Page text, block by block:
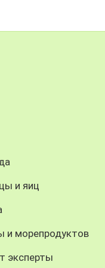
и яиц
и морепродуктов
эксперты